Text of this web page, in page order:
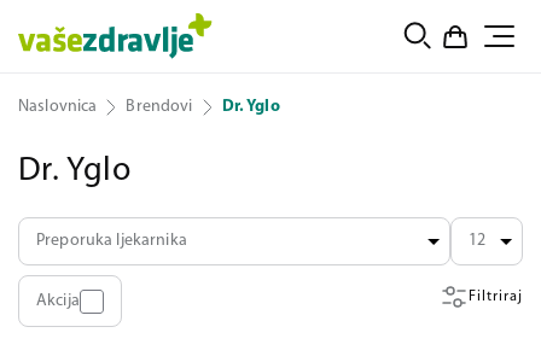
Naslovnica Brendovi Dr. Yglo
Dr. Yglo
Filtriraj
Akcija
Preporuka ljekarnika 12